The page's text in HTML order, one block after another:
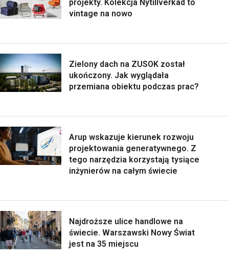
projekty. Kolekcja Nytillverkad to
vintage na nowo
Zielony dach na ZUSOK został
ukończony. Jak wyglądała
przemiana obiektu podczas prac?
Arup wskazuje kierunek rozwoju
projektowania generatywnego. Z
tego narzędzia korzystają tysiące
inżynierów na całym świecie
Najdroższe ulice handlowe na
świecie. Warszawski Nowy Świat
jest na 35 miejscu